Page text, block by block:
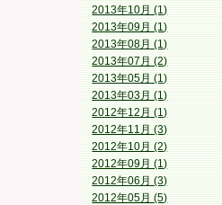
2013年10月 (1)
2013年09月 (1)
2013年08月 (1)
2013年07月 (2)
2013年05月 (1)
2013年03月 (1)
2012年12月 (1)
2012年11月 (3)
2012年10月 (2)
2012年09月 (1)
2012年06月 (3)
2012年05月 (5)